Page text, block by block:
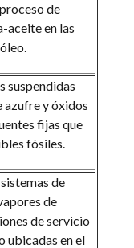
de
aceite en las
suspendidas
azufre y óxidos
fijas que
fósiles.
de
de
de servicio
ubicadas en el